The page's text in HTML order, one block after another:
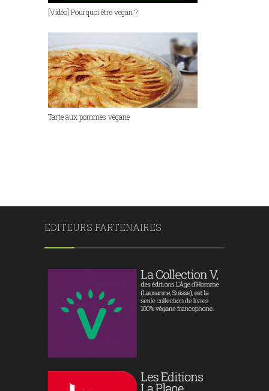
[Vidéo] Pourquoi être vegan ?
Tarte aux pommes végane
EDITEURS PARTENAIRES